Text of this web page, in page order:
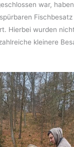
war,
Hierbei wurden
kleinere